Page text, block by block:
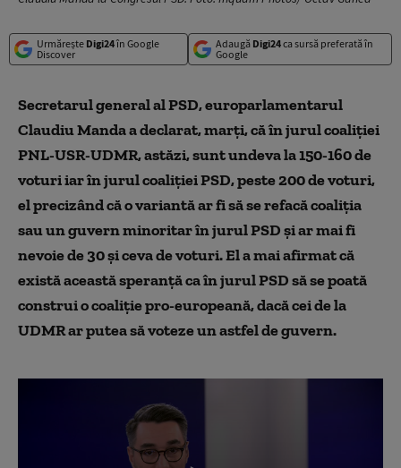
Urmărește Digi24în Google
Discover
Adaugă Digi24ca sursă preferată în
Google
Secretarul general al PSD, europarlamentarul
Claudiu Manda a declarat, marţi, că în jurul coaliţiei
PNL-USR-UDMR, astăzi, sunt undeva la 150-160 de
voturi iar în jurul coaliţiei PSD, peste 200 de voturi,
el precizând că o variantă ar fi să se refacă coaliţia
sau un guvern minoritar în jurul PSD şi ar mai fi
nevoie de 30 şi ceva de voturi. El a mai afirmat că
există această speranţă ca în jurul PSD să se poată
construi o coaliţie pro-europeană, dacă cei de la
UDMR ar putea să voteze un astfel de guvern.